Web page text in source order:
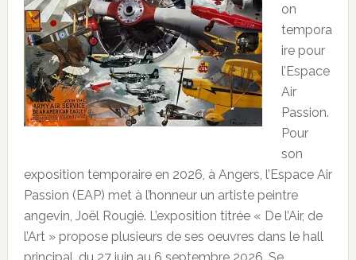
on
tempora
ire pour
l’Espace
Air
Passion.
Pour
son
exposition temporaire en 2026, à Angers, l’Espace Air
Passion (EAP) met à l’honneur un artiste peintre
angevin, Joël Rougié. L’exposition titrée « De l’Air, de
l’Art » propose plusieurs de ses oeuvres dans le hall